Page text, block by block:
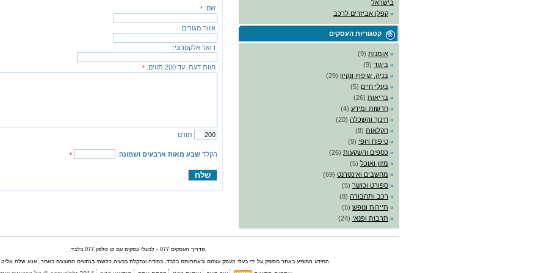
שם: *
אזור מגורים:
דואר אלקטרוני:
חוות דעת: עד 200 תווים. *
תווים
הקלד שבע מאות ארבעים ושמונה:
*
בישראל
» קפלן אביזרים לרכב
קטגוריות העסקים
» אומנות (9)
» ביגוד (9)
» בניה, שיפוץ ונקיון (29)
» בעלי חיים (5)
» בריאות (26)
» חדשות ומידע (4)
» חינוך והשכלה (20)
» חקלאות (8)
» טיפוח ויופי (9)
» כספים והשקעות (26)
» מזון ואוכל (5)
» מחשבים ואינטרנט (69)
» ספורט וכושר (5)
» רכב ותחבורה (8)
» תיירות ונופש (5)
» תרבות ופנאי (24)
מדריך העסקים 077 - לבעלי עסקים עם קו טלפון 077 בלבד.
המידע המופיע באתר מסופק על ידי בעלי העסק עצמם ובאחריותם בלבד. במידה ונתקלת בבעיה כלשהי בנתונים המוצגים באתר, אנא שלח אלינו